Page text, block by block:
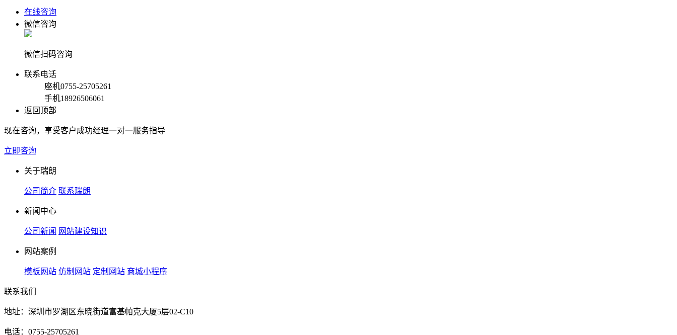
在线咨询
微信咨询
微信扫码咨询
联系电话
座机0755-25705261
手机18926506061
返回顶部
现在咨询，享受客户成功经理一对一服务指导
立即咨询
关于瑞朗
公司简介 联系瑞朗
新闻中心
公司新闻 网站建设知识
网站案例
模板网站 仿制网站 定制网站 商城小程序
联系我们
地址：深圳市罗湖区东晓街道富基帕克大厦5层02-C10
电话：0755-25705261